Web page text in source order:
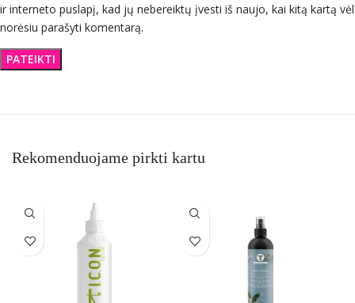
ir interneto puslapį, kad jų nebereiktų įvesti iš naujo, kai kitą kartą vėl
norėsiu parašyti komentarą.
Rekomenduojame pirkti kartu